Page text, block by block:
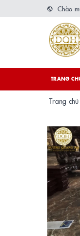
Chào
TRANG
Trang chủ